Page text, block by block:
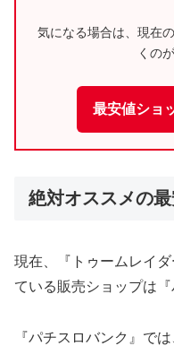
気になる場合は、現在
くの
最安値ショ
絶対オススメの
現在、『トゥームレイ
ている販売ショップは『
『パチスロバンク』で